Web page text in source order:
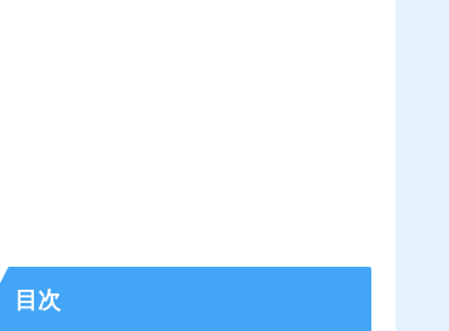
目次